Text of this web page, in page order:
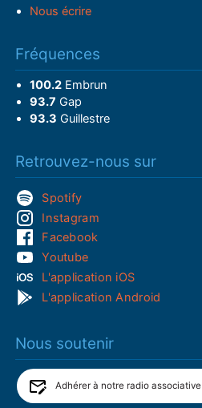
Nous écrire
Fréquences
100.2Embrun
93.7 Gap
93.3 Guillestre
Retrouvez-nous sur
Spotify
Instagram
Facebook
Youtube
L'application iOS
L'application Android
Nous soutenir
Adhérer à notre radio associative